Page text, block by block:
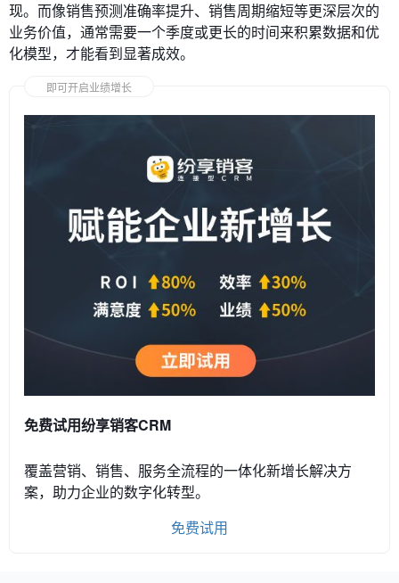
现。而像销售预测准确率提升、销售周期缩短等更深层次的
业务价值，通常需要一个季度或更长的时间来积累数据和优
化模型，才能看到显著成效。
即可开启业绩增长
免费试用纷享销客CRM
覆盖营销、销售、服务全流程的一体化新增长解决方
案，助力企业的数字化转型。
免费试用